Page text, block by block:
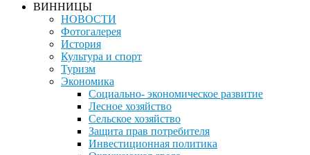
ВИННИЦЫ
НОВОСТИ
Фотогалерея
История
Культура и спорт
Туризм
Экономика
Социально- экономическое развитие
Лесное хозяйство
Сельское хозяйство
Защита прав потребителя
Инвестиционная политика